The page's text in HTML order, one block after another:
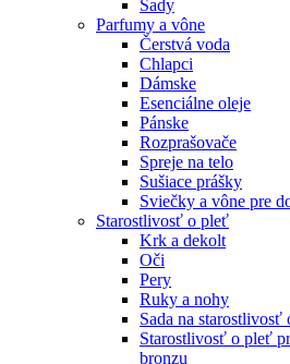
Sady
Parfumy a vône
Čerstvá voda
Chlapci
Dámske
Esenciálne oleje
Pánske
Rozprašovače
Spreje na telo
Sušiace prášky
Sviečky a vône pre
Starostlivosť o pleť
Krk a dekolt
Oči
Pery
Ruky a nohy
Sada na starostlivosť
Starostlivosť o pleť
bronzu